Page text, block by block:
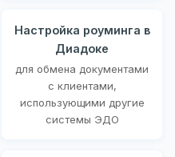
Настройка роуминга в
Диадоке
для обмена документами
с клиентами,
использующими другие
системы ЭДО